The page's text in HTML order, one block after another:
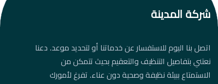
شركة المدينة
اتصل بنا اليوم للاستفسار عن خدماتنا أو لتحديد موعد. دعنا
نعتني بتفاصيل التنظيف والتعقيم بحيث تتمكن من
الاستمتاع ببيئة نظيفة وصحية دون عناء. تفرغ لأمورك